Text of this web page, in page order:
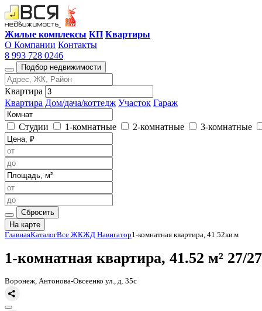
Жилые комплексы КП Квартиры
О Компании Контакты
8 993 728 0246
Подбор недвижимости
Квартира
Квартира Дом/дача/коттедж Участок Гараж
Студии 1-комнатные 2-комнатные 3-комнатные
Сбросить
На карте
Главная